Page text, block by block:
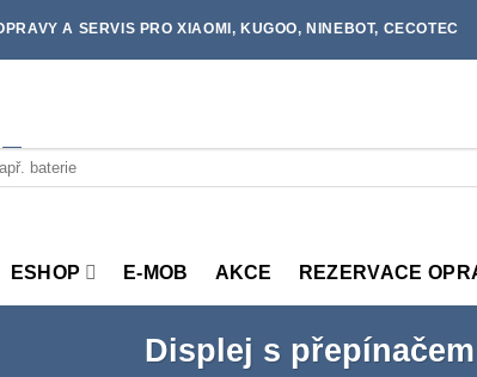
A SERVIS PRO XIAOMI, KUGOO, NINEBOT, CECOTEC
ESHOP E-MOB AKCE REZERVACE
Displej s